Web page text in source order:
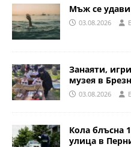
Мъж се
03.08.2026
Занаяти,
музея в
03.08.2026
Кола блъсна
улица в